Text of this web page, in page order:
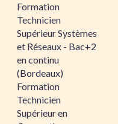
Formation
Technicien
Supérieur Systèmes
et Réseaux - Bac+2
en continu
(Bordeaux)
Formation
Technicien
Supérieur en